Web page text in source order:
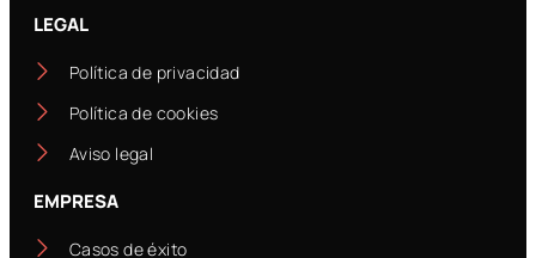
LEGAL
Política de privacidad
Política de cookies
Aviso legal
EMPRESA
Casos de éxito